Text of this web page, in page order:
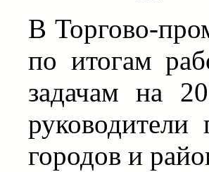
В Торгово-
по итогам
задачам на
городов и